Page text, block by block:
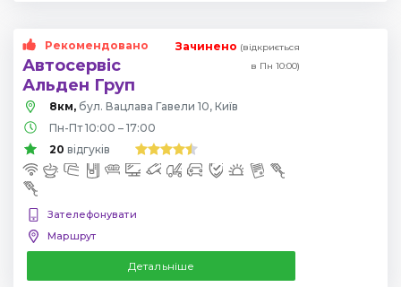
Рекомендовано
Автосервіс
Альден Груп
Зачинено (відкриється
в Пн 10:00)
8км, бул. Вацлава Гавели 10, Київ
Пн-Пт 10:00 – 17:00
20 відгуків
Зателефонувати
Маршрут
Детальніше